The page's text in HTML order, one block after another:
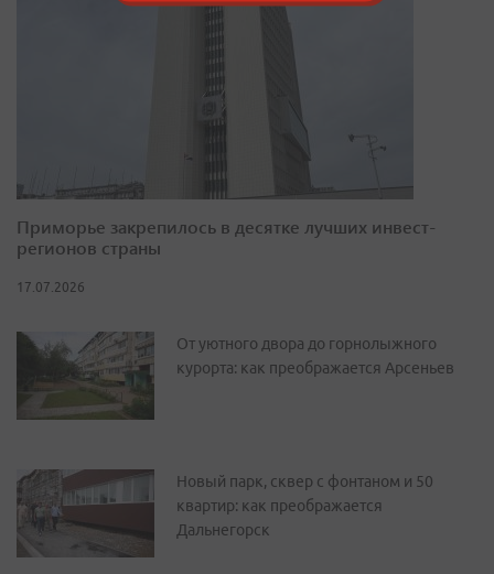
Приморье закрепилось в десятке лучших инвест-
регионов страны
17.07.2026
От уютного двора до горнолыжного
курорта: как преображается Арсеньев
Новый парк, сквер с фонтаном и 50
квартир: как преображается
Дальнегорск